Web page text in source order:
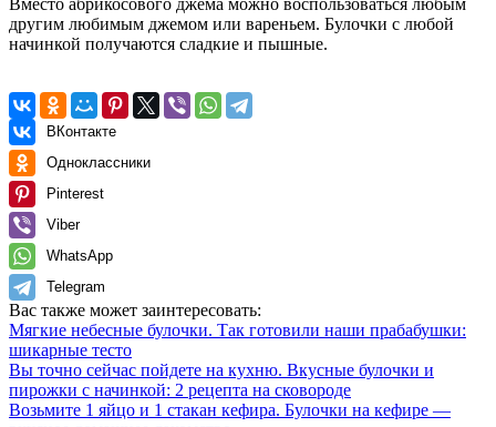
другим любимым джемом или вареньем. Булочки с любой
начинкой получаются сладкие и пышные.
ВКонтакте
Одноклассники
Pinterest
Viber
WhatsApp
Telegram
Вас также может заинтересовать:
Мягкие небесные булочки. Так готовили наши прабабушки:
шикарные тесто
Вы точно сейчас пойдете на кухню. Вкусные булочки и
пирожки с начинкой: 2 рецепта на сковороде
Возьмите 1 яйцо и 1 стакан кефира. Булочки на кефире —